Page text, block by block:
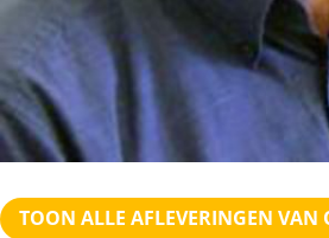
TOON ALLE AFLEVERINGEN VAN